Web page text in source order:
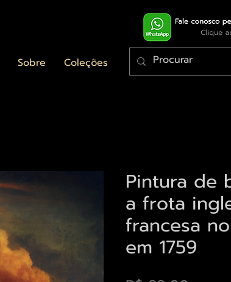
Sobre Coleções
Pintura de
a frota
francesa
em 1759